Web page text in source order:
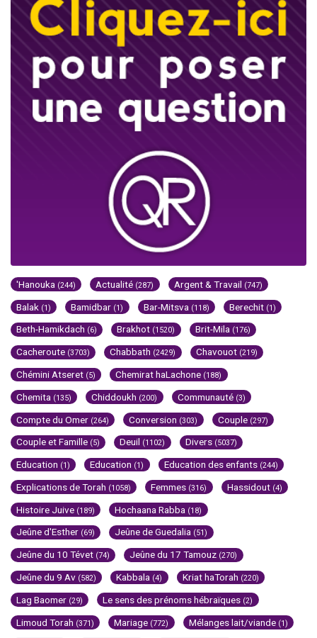
'Hanouka (244) Actualité (287) Argent & Travail (747)
Balak (1) Bamidbar (1) Bar-Mitsva (118) Berechit (1)
Beth-Hamikdach (6) Brakhot (1520) Brit-Mila (176)
Cacheroute (3703) Chabbath (2429) Chavouot (219)
Chémini Atseret (5) Chemirat haLachone (188)
Chemita (135) Chiddoukh (200) Communauté (3)
Compte du Omer (264) Conversion (303) Couple (297)
Couple et Famille (5) Deuil (1102) Divers (5037)
Education (1) Education (1) Education des enfants (244)
Explications de Torah (1058) Femmes (316) Hassidout (4)
Histoire Juive (189) Hochaana Rabba (18)
Jeûne d'Esther (69) Jeûne de Guedalia (51)
Jeûne du 10 Tévet (74) Jeûne du 17 Tamouz (270)
Jeûne du 9 Av (582) Kabbala (4) Kriat haTorah (220)
Lag Baomer (29) Le sens des prénoms hébraïques (2)
Limoud Torah (371) Mariage (772) Mélanges lait/viande (1)